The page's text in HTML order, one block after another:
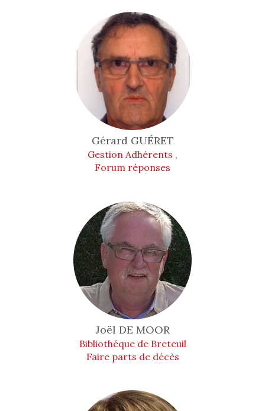
Gérard GUÉRET
Gestion Adhérents ,
Forum réponses
Joël DE MOOR
Bibliothéque de Breteuil
Faire parts de décès